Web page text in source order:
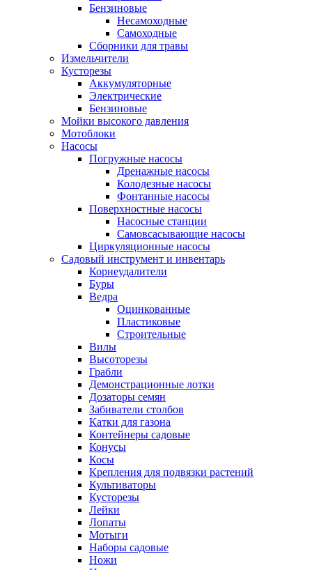
Бензиновые
Несамоходные
Самоходные
Сборники для травы
Измельчители
Кусторезы
Аккумуляторные
Электрические
Бензиновые
Мойки высокого давления
Мотоблоки
Насосы
Погружные насосы
Дренажные насосы
Колодезные насосы
Фонтанные насосы
Поверхностные насосы
Насосные станции
Самовсасывающие насосы
Циркуляционные насосы
Садовый инструмент и инвентарь
Корнеудалители
Буры
Ведра
Оцинкованные
Пластиковые
Строительные
Вилы
Высоторезы
Грабли
Демонстрационные лотки
Дозаторы семян
Забиватели столбов
Катки для газона
Контейнеры садовые
Конусы
Косы
Крепления для подвязки растений
Культиваторы
Кусторезы
Лейки
Лопаты
Мотыги
Наборы садовые
Ножи